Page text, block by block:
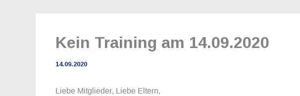
Kein Training am 14.09.2020
14.09.2020
Liebe Mitglieder, Liebe Eltern,